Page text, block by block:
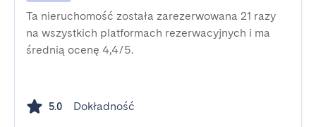
Ta nieruchomość została zarezerwowana 21 razy
na wszystkich platformach rezerwacyjnych i ma
średnią ocenę 4,4/5.
5.0 Dokładność